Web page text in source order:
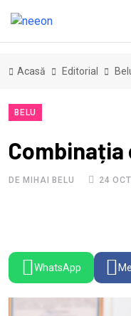
Acasă Editorial
BELU
DE MIHAI BELU 24
WhatsApp